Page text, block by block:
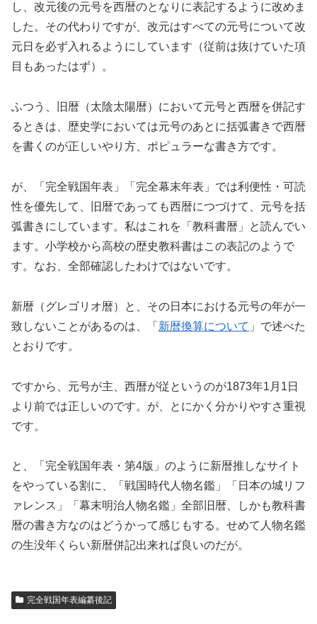
し、改元後の元号を西暦のとなりに表記するように改めま
した。その代わりですが、改元はすべての元号について改
元日を必ず入れるようにしています（従前は抜けていた項
目もあったはず）。
ふつう、旧暦（太陰太陽暦）において元号と西暦を併記す
るときは、歴史学においては元号のあとに括弧書きで西暦
を書くのが正しいやり方、ポピュラーな書き方です。
が、「完全戦国年表」「完全幕末年表」では利便性・可読
性を優先して、旧暦であっても西暦につづけて、元号を括
弧書きにしています。私はこれを「教科書暦」と読んでい
ます。小学校から高校の歴史教科書はこの表記のようで
す。なお、全部確認したわけではないです。
新暦（グレゴリオ暦）と、その日本における元号の年が一
致しないことがあるのは、「 新暦換算について 」で述べた
とおりです。
ですから、元号が主、西暦が従というのが1873年1 月 1 日
より前では正しいのです。が、とにかく分かりやすさ重視
です。
と、「完全戦国年表・第4版」のように新暦推しなサイト
をやっている割に、「戦国時代人物名鑑」「日本の城リフ
ァレンス」「幕末明治人物名鑑」全部旧暦、しかも教科書
暦の書き方なのはどうかって感じもする。せめて人物名鑑
の生没年くらい新暦併記出来れば良いのだが。
完全戦国年表編纂後記